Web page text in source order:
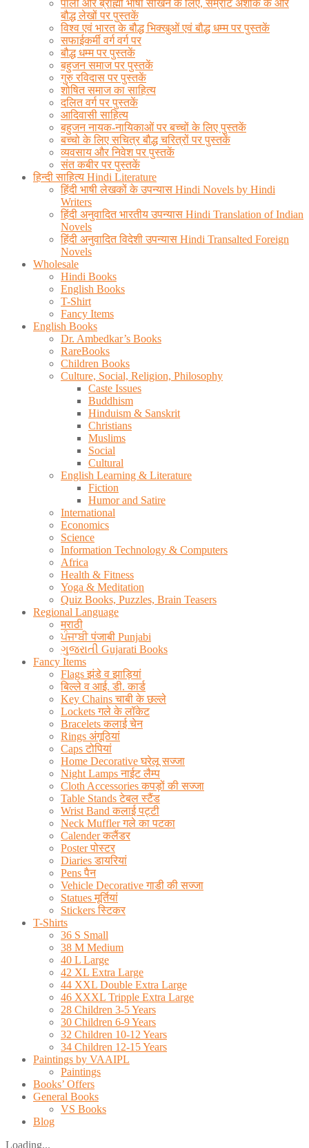
पाली और ब्राह्मी भाषा सीखने के लिए, सम्राट अशोक के और
बौद्ध लेखों पर पुस्तकें
विश्व एवं भारत के बौद्ध भिक्खुओं एवं बौद्ध धम्म पर पुस्तकें
सफाईकर्मी वर्ग वर्ग पर
बौद्ध धम्म पर पुस्तकें
बहुजन समाज पर पुस्तकें
गुरु रविदास पर पुस्तकें
शोषित समाज का साहित्य
दलित वर्ग पर पुस्तकें
आदिवासी साहित्य
बहुजन नायक-नायिकाओं पर बच्चों के लिए पुस्तकें
बच्चो के लिए सचित्र बौद्ध चरित्रों पर पुस्तकें
व्यवसाय और निवेश पर पुस्तकें
संत कबीर पर पुस्तकें
हिन्दी साहित्य Hindi Literature
हिंदी भाषी लेखकों के उपन्यास Hindi Novels by Hindi
Writers
हिंदी अनुवादित भारतीय उपन्यास Hindi Translation of Indian
Novels
हिंदी अनुवादित विदेशी उपन्यास Hindi Transalted Foreign
Novels
Wholesale
Hindi Books
English Books
T-Shirt
Fancy Items
English Books
Dr. Ambedkar’s Books
RareBooks
Children Books
Culture, Social, Religion, Philosophy
Caste Issues
Buddhism
Hinduism & Sanskrit
Christians
Muslims
Social
Cultural
English Learning & Literature
Fiction
Humor and Satire
International
Economics
Science
Information Technology & Computers
Africa
Health & Fitness
Yoga & Meditation
Quiz Books, Puzzles, Brain Teasers
Regional Language
मराठी
ਪੰਜਾਬੀ पंजाबी Punjabi
ગુજરાતી Gujarati Books
Fancy Items
Flags झंडे व झाड़ियां
बिल्ले व आई. डी. कार्ड
Key Chains चाबी के छल्ले
Lockets गले के लॉकेट
Bracelets कलाई चेन
Rings अंगूठियां
Caps टोपियां
Home Decorative घरेलू सज्जा
Night Lamps नाईट लैम्प
Cloth Accessories कपड़ों की सज्जा
Table Stands टेबल स्टैंड
Wrist Band कलाई पट्टी
Neck Muffler गले का पटका
Calender कलैंडर
Poster पोस्टर
Diaries डायरियां
Pens पैन
Vehicle Decorative गाडी की सज्जा
Statues मूर्तियां
Stickers स्टिकर
T-Shirts
36 S Small
38 M Medium
40 L Large
42 XL Extra Large
44 XXL Double Extra Large
46 XXXL Tripple Extra Large
28 Children 3-5 Years
30 Children 6-9 Years
32 Children 10-12 Years
34 Children 12-15 Years
Paintings by VAAIPL
Paintings
Books’ Offers
General Books
VS Books
Blog
Loading...